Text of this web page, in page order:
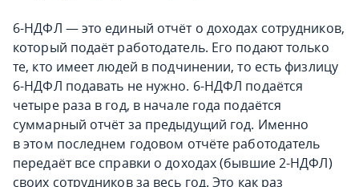
6-НДФЛ — это единый отчёт о доходах сотрудников,
который подаёт работодатель. Его подают только
те, кто имеет людей в подчинении, то есть физлицу
6-НДФЛ подавать не нужно. 6-НДФЛ подаётся
четыре раза в год, в начале года подаётся
суммарный отчёт за предыдущий год. Именно
в этом последнем годовом отчёте работодатель
передаёт все справки о доходах (бывшие 2-НДФЛ)
своих сотрудников за весь год. Это как раз